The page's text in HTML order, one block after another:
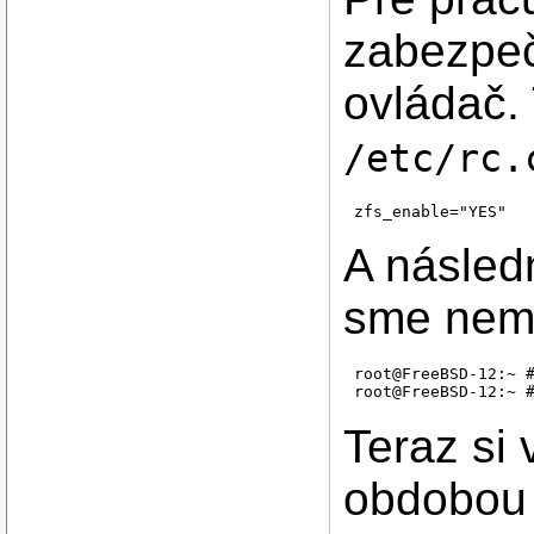
ovládač.
/etc/
A
sme
root@FreeBSD-
Teraz si